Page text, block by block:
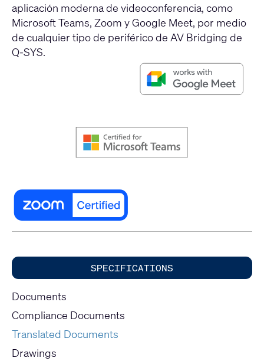
aplicación moderna de videoconferencia, como
Microsoft Teams, Zoom y Google Meet, por medio
de cualquier tipo de periférico de AV Bridging de
Q-SYS.
SPECIFICATIONS
Documents
Compliance Documents
Translated Documents
Drawings